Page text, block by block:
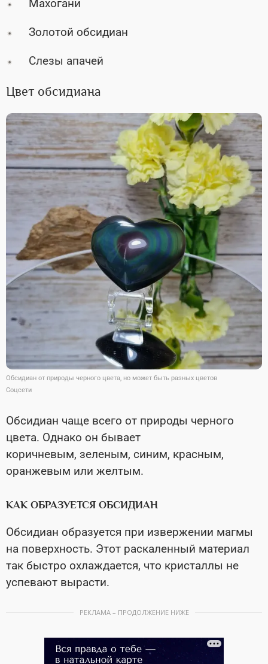
Махогани
Золотой обсидиан
Слезы апачей
Цвет обсидиана
Обсидиан от природы черного цвета, но может быть разных цветов
Соцсети
Обсидиан чаще всего от природы черного
цвета. Однако он бывает
коричневым, зеленым, синим, красным,
оранжевым или желтым.
КАК ОБРАЗУЕТСЯ ОБСИДИАН
Обсидиан образуется при извержении магмы
на поверхность. Этот раскаленный материал
так быстро охлаждается, что кристаллы не
успевают вырасти.
РЕКЛАМА – ПРОДОЛЖЕНИЕ НИЖЕ